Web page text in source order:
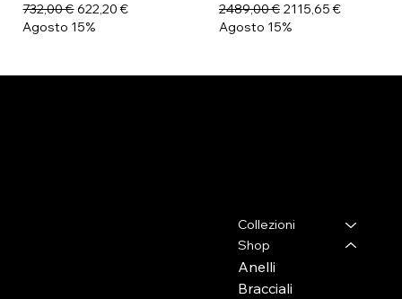
Prezzo regolare
732,00 €Prezzo scontato
622,20 €
Agosto 15%
Prezzo regolare
2489,00 € Prezzo scontato
2115,65 €
Agosto 15%
Collezioni
Shop
Anelli
Bracciali